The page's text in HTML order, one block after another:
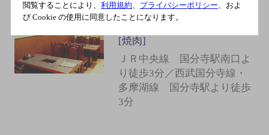
和牛です 老舗です 焼肉
京城苑
[焼肉]
ＪＲ中央線 国分寺駅南口よ
り徒歩3分／西武国分寺線・
多摩湖線 国分寺駅より徒歩
3分
閲覧することにより、 利用規約、 プライバシーポリシー、およ
び Cookie の使用に同意したことになります。